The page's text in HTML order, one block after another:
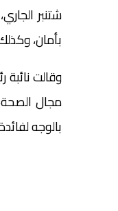
بأمان،
بالوجه